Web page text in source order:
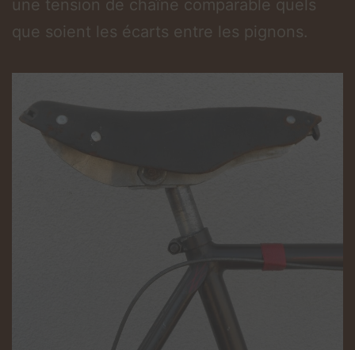
une tension de chaîne comparable quels
que soient les écarts entre les pignons.